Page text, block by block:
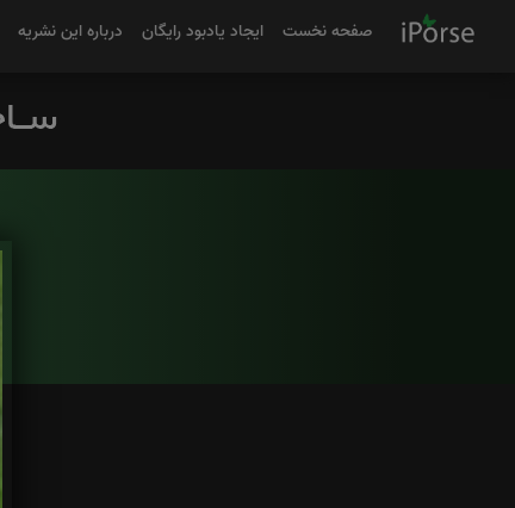
صفحه نخست ایجاد یادبود رایگان درباره این نشریه